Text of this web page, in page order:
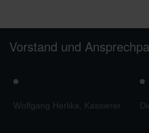
Vorstand und
Wolfgang Herlika, Kassierer